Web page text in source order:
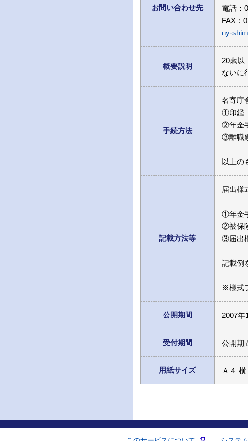
お問い合わせ先
電話：
FAX：
ny-
概要説明
20歳以
ないに
手続方法
名寄庁
①印鑑
②年金
③離職
以上の
記載方法等
届出様
①年金
②被保
③届出
記載例
※様式
公開期間 2007年
受付期間 公開期
用紙サイズ Ａ４